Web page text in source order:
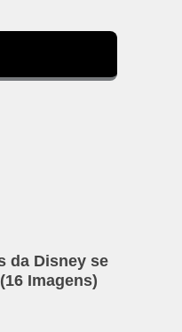
da Disney se
Imagens)